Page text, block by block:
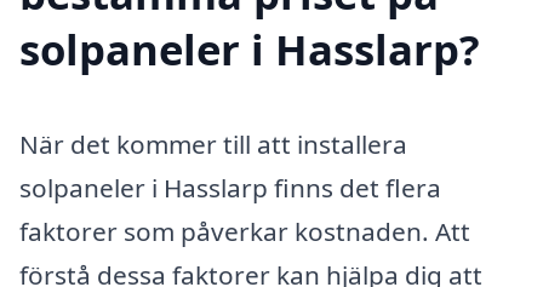
solpaneler i Hasslarp?
När det kommer till att installera
solpaneler i Hasslarp finns det flera
faktorer som påverkar kostnaden. Att
förstå dessa faktorer kan hjälpa dig att